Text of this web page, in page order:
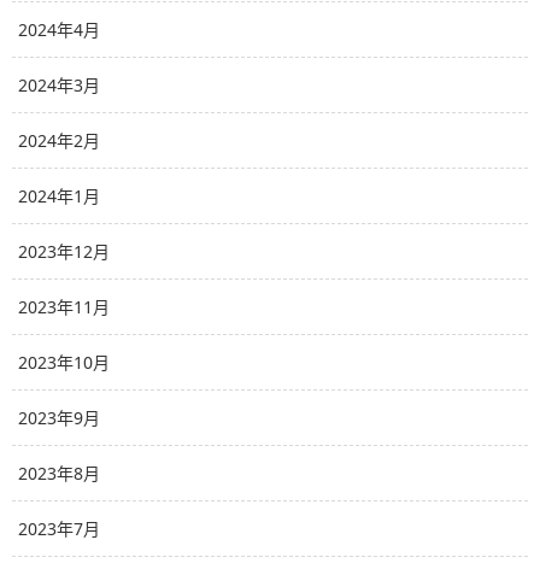
2024年4月
2024年3月
2024年2月
2024年1月
2023年12月
2023年11月
2023年10月
2023年9月
2023年8月
2023年7月